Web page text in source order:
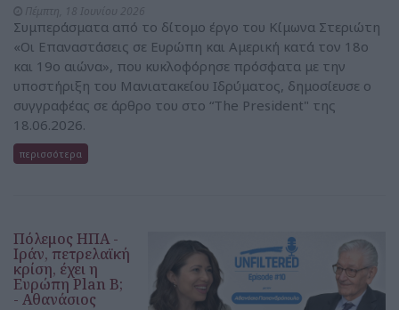
Συμπεράσματα από το δίτομο έργο του Κίμωνα Στεριώτη
«Οι Επαναστάσεις σε Ευρώπη και Αμερική κατά τον 18ο
και 19ο αιώνα», που κυκλοφόρησε πρόσφατα με την
υποστήριξη του Μανιατακείου Ιδρύματος, δημοσίευσε ο
συγγραφέας σε άρθρο του στο “The President" της
18.06.2026.
περισσότερα
Πόλεμος ΗΠΑ -
Ιράν, πετρελαϊκή
κρίση, έχει η
Ευρώπη Plan B;
- Αθανάσιος